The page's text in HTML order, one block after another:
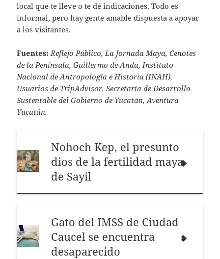
local que te lleve o te dé indicaciones. Todo es
informal, pero hay gente amable dispuesta a apoyar
a los visitantes.
Fuentes: Reflejo Público, La Jornada Maya, Cenotes
de la Península, Guillermo de Anda, Instituto
Nacional de Antropología e Historia (INAH),
Usuarios de TripAdvisor, Secretaría de Desarrollo
Sustentable del Gobierno de Yucatán, Aventura
Yucatán.
Nohoch Kep, el presunto
dios de la fertilidad maya
de Sayil
Gato del IMSS de Ciudad
Caucel se encuentra
desaparecido